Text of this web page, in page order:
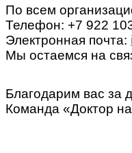
По всем
Телефон: +7 922
Электронная почта:
Мы остаемся на
Благодарим вас за
Команда «Доктор